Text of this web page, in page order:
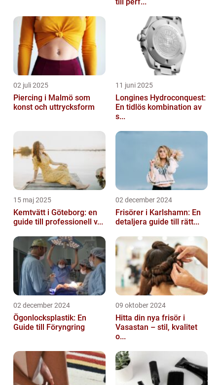
02 juli 2025
Piercing i Malmö som
konst och uttrycksform
11 juni 2025
Longines Hydroconquest:
En tidlös kombination av
s...
15 maj 2025
Kemtvätt i Göteborg: en
guide till professionell v...
02 december 2024
Frisörer i Karlshamn: En
detaljera guide till rätt...
02 december 2024
Ögonlocksplastik: En
Guide till Föryngring
09 oktober 2024
Hitta din nya frisör i
Vasastan – stil, kvalitet
o...